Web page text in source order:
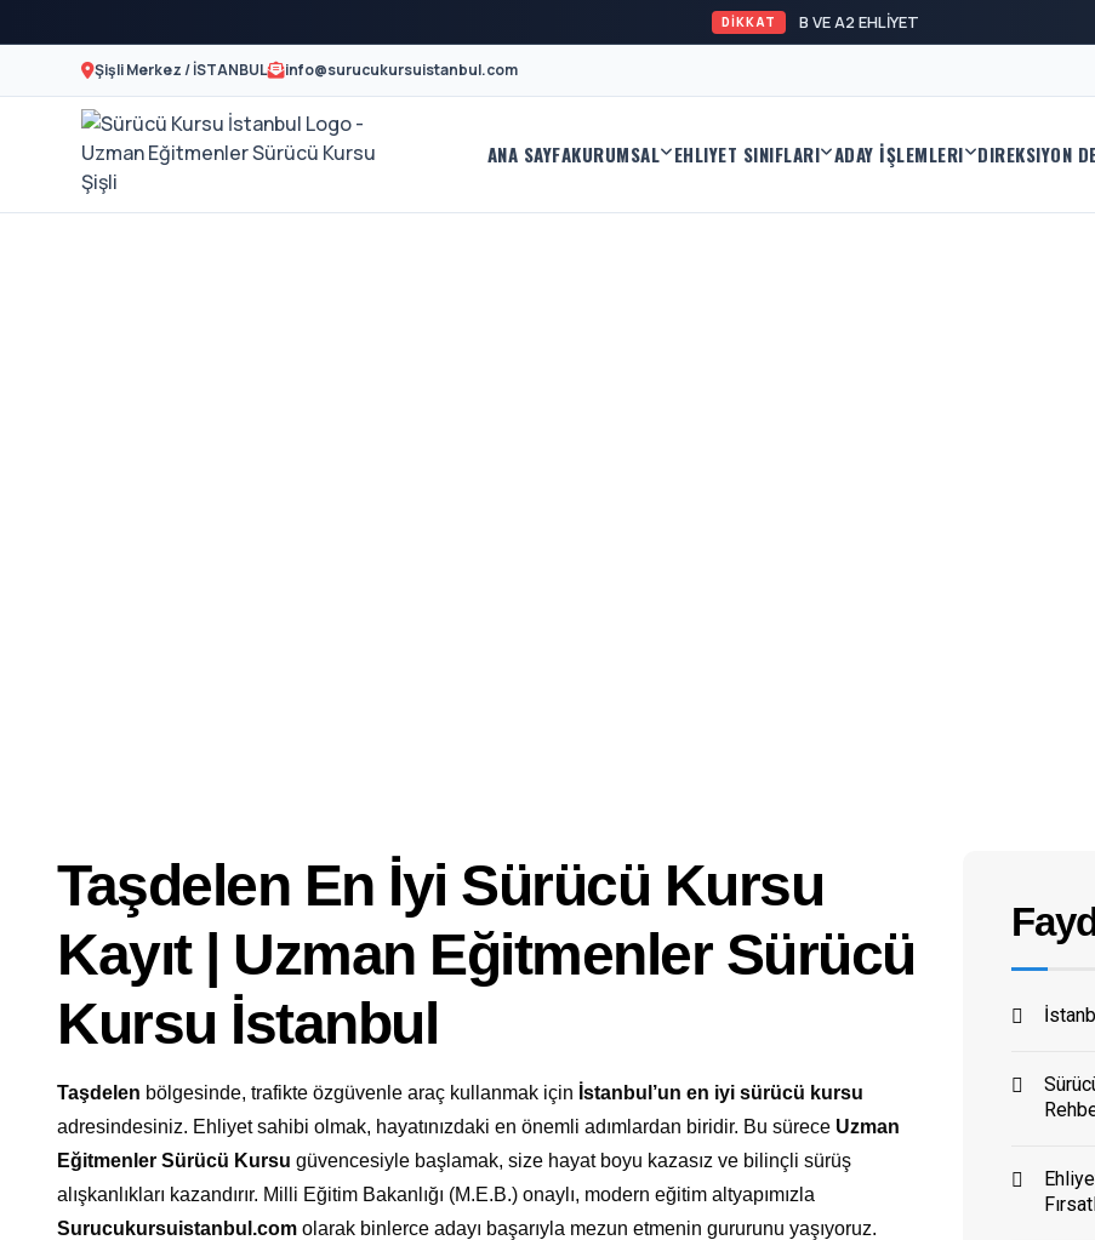
DİKKAT B VE A2 EHLİYET KAYITLARI BA
Şişli Merkez / İSTANBUL info@surucukursuistanbul.com
Sürücü
A2
ANA SAYFAKURUMSAL EHLIYET SINIFLARI ADAY İŞLEMLERI DIREKSIYON
Taşdelen En İyi Sürücü Kursu
Kayıt | Uzman Eğitmenler Sürücü
Kursu İstanbul
Taşdelen bölgesinde, trafikte özgüvenle araç kullanmak için İstanbul’un en iyi sürücü kursu
adresindesiniz. Ehliyet sahibi olmak, hayatınızdaki en önemli adımlardan biridir. Bu sürece Uzman
Eğitmenler Sürücü Kursu güvencesiyle başlamak, size hayat boyu kazasız ve bilinçli sürüş
alışkanlıkları kazandırır. Milli Eğitim Bakanlığı (M.E.B.) onaylı, modern eğitim altyapımızla
Surucukursuistanbul.com olarak binlerce adayı başarıyla mezun etmenin gururunu yaşıyoruz.